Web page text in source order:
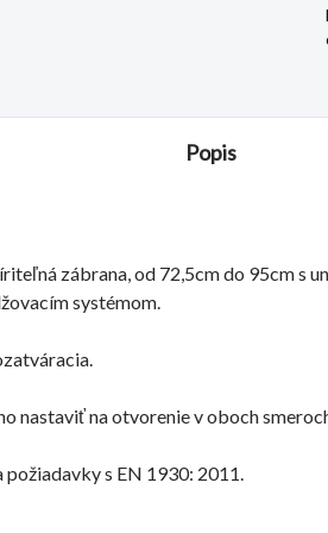
Popis
zábrana, od 72,5cm do 95cm s
systémom.
nastaviť na otvorenie v oboch
požiadavky s EN 1930: 2011.